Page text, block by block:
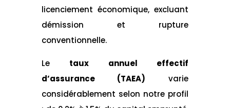
licenciement économique, excluant
démission et rupture
conventionnelle.
Le taux annuel effectif
d’assurance (TAEA) varie
considérablement selon notre profil